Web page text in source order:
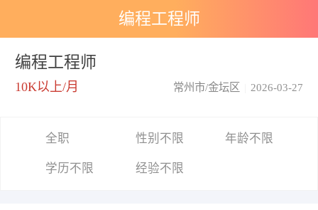
编程工程师
编程工程师
10K以上/月 2026-03-27
常州市/金坛区
全职 性别不限 年龄不限
学历不限 经验不限